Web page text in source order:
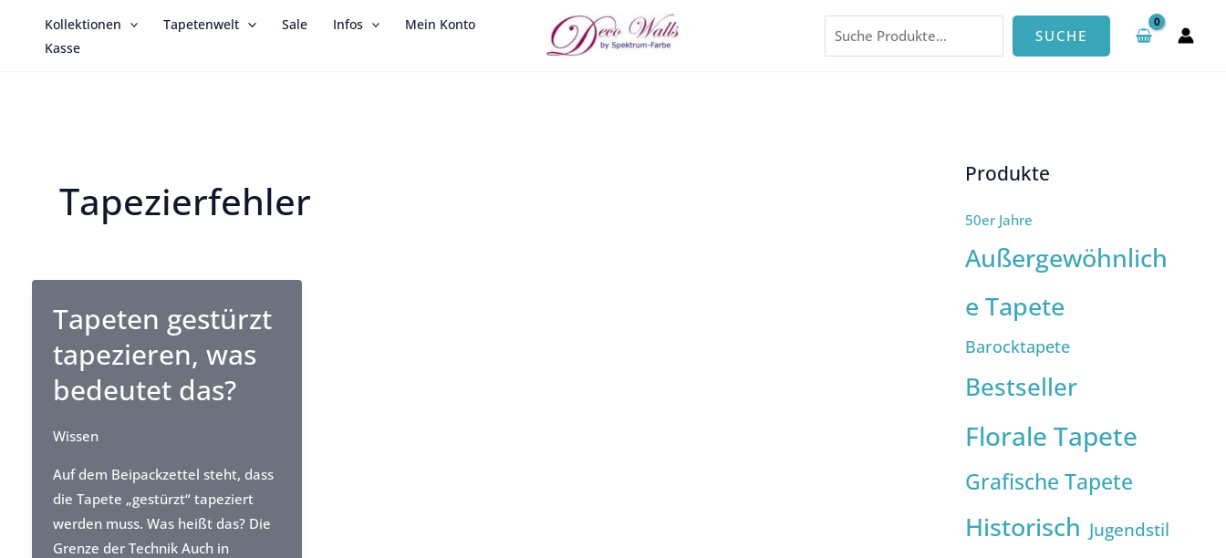
Kollektionen Tapetenwelt Sale Infos
Mein Konto
Kasse
Suchen
SUCHE
Tapezierfehler
Tapeten gestürzt
tapezieren, was
bedeutet das?
Wissen
Auf dem Beipackzettel steht, dass
die Tapete „gestürzt“ tapeziert
werden muss. Was heißt das? Die
Grenze der Technik Auch in
Produkte
50er Jahre
Außergewöhnlich
e Tapete
Barocktapete
Bestseller
Florale Tapete
Grafische Tapete
Historisch Jugendstil